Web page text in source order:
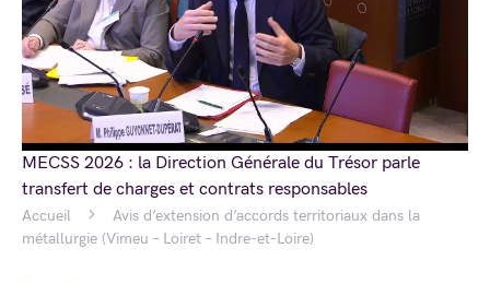
Accueil
Avis d’extension d’accords territoriaux dans la
métallurgie (Vimeu – Loiret – Indre-et-Loire)
MECSS 2026 : la Direction Générale du Trésor parle
transfert de charges et contrats responsables